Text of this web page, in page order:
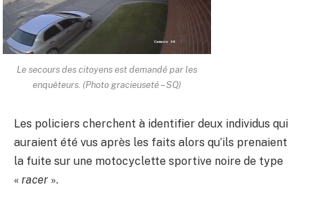
Le secours des citoyens est demandé par les
enquêteurs. (Photo gracieuseté – SQ)
Les policiers cherchent à identifier deux individus qui
auraient été vus après les faits alors qu’ils prenaient
la fuite sur une motocyclette sportive noire de type
« racer ».